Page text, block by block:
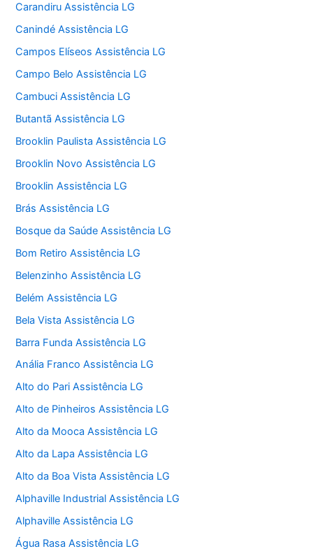
Carandiru Assistência LG
Canindé Assistência LG
Campos Elíseos Assistência LG
Campo Belo Assistência LG
Cambuci Assistência LG
Butantã Assistência LG
Brooklin Paulista Assistência LG
Brooklin Novo Assistência LG
Brooklin Assistência LG
Brás Assistência LG
Bosque da Saúde Assistência LG
Bom Retiro Assistência LG
Belenzinho Assistência LG
Belém Assistência LG
Bela Vista Assistência LG
Barra Funda Assistência LG
Anália Franco Assistência LG
Alto do Pari Assistência LG
Alto de Pinheiros Assistência LG
Alto da Mooca Assistência LG
Alto da Lapa Assistência LG
Alto da Boa Vista Assistência LG
Alphaville Industrial Assistência LG
Alphaville Assistência LG
Água Rasa Assistência LG